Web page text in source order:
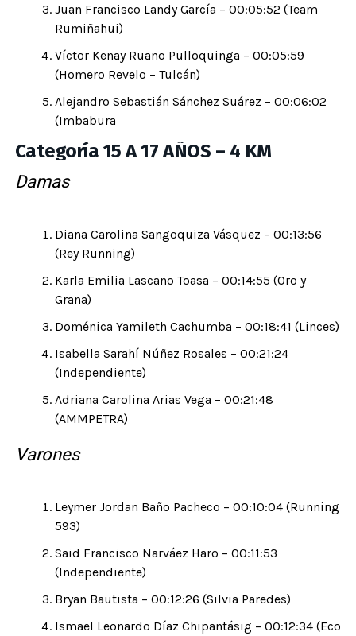
Juan Francisco Landy García – 00:05:52 (Team
Rumiñahui)
Víctor Kenay Ruano Pulloquinga – 00:05:59
(Homero Revelo – Tulcán)
Alejandro Sebastián Sánchez Suárez – 00:06:02
(Imbabura
Categoría 15 A 17 AÑOS – 4 KM
Damas
Diana Carolina Sangoquiza Vásquez – 00:13:56
(Rey Running)
Karla Emilia Lascano Toasa – 00:14:55 (Oro y
Grana)
Doménica Yamileth Cachumba – 00:18:41 (Linces)
Isabella Sarahí Núñez Rosales – 00:21:24
(Independiente)
Adriana Carolina Arias Vega – 00:21:48
(AMMPETRA)
Varones
Leymer Jordan Baño Pacheco – 00:10:04 (Running
593)
Said Francisco Narváez Haro – 00:11:53
(Independiente)
Bryan Bautista – 00:12:26 (Silvia Paredes)
Ismael Leonardo Díaz Chipantásig – 00:12:34 (Eco